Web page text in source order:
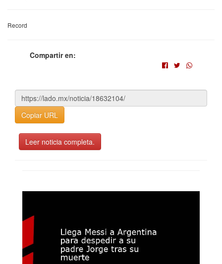
Record
Compartir en:
Copiar URL
Leer noticia completa.